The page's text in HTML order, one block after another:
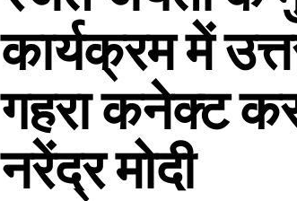
कार्यक्रम में
गहरा कनेक्ट
नरेंद्र मोदी